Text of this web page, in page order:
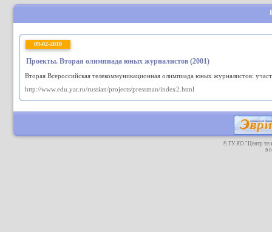
09-02-2010
Проекты. Вторая олимпиада юных журналистов (2001)
Вторая Всероссийская телекоммуникационная олимпиада юных журналистов:
http://www.edu.yar.ru/russian/projects/pressman/index2.html
© ГУ ЯО "Центр
в